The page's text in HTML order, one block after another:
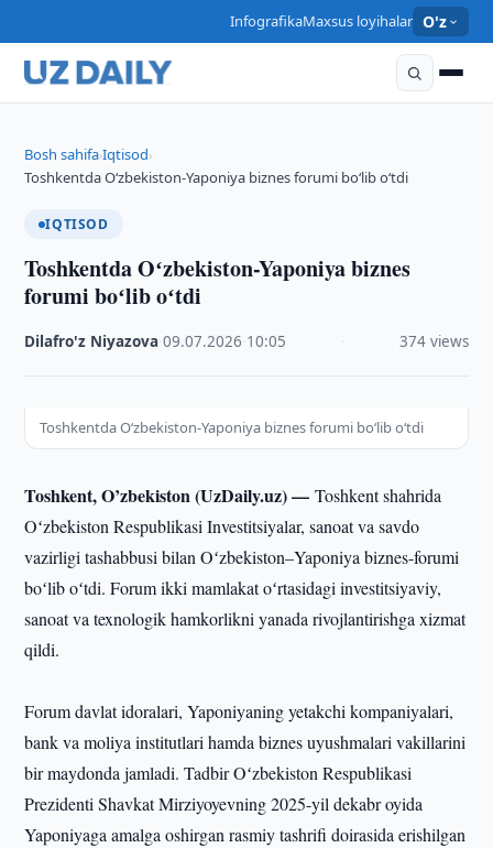
InfografikaMaxsus loyihalar O'z
Bosh sahifa›Iqtisod›
Toshkentda Oʻzbekiston-Yaponiya biznes forumi boʻlib oʻtdi
IQTISOD
Toshkentda Oʻzbekiston-Yaponiya biznes
forumi boʻlib oʻtdi
Dilafro'z Niyazova ·09.07.2026 10:05 374 views
Toshkentda Oʻzbekiston-Yaponiya biznes forumi boʻlib oʻtdi
Toshkent, O’zbekiston (UzDaily.uz) —Toshkent shahrida
Oʻzbekiston Respublikasi Investitsiyalar, sanoat va savdo
vazirligi tashabbusi bilan Oʻzbekiston–Yaponiya biznes-forumi
boʻlib oʻtdi. Forum ikki mamlakat oʻrtasidagi investitsiyaviy,
sanoat va texnologik hamkorlikni yanada rivojlantirishga xizmat
qildi.
Forum davlat idoralari, Yaponiyaning yetakchi kompaniyalari,
bank va moliya institutlari hamda biznes uyushmalari vakillarini
bir maydonda jamladi. Tadbir Oʻzbekiston Respublikasi
Prezidenti Shavkat Mirziyoyevning 2025-yil dekabr oyida
Yaponiyaga amalga oshirgan rasmiy tashrifi doirasida erishilgan